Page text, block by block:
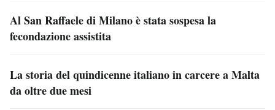
Al San Raffaele di Milano è stata sospesa la
fecondazione assistita
La storia del quindicenne italiano in carcere a Malta
da oltre due mesi